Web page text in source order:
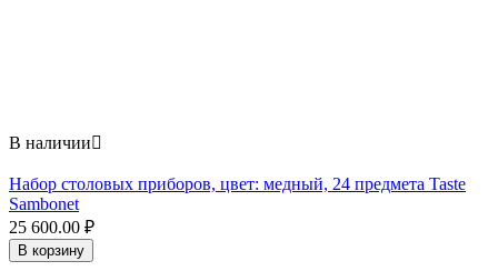
В наличии
Набор столовых приборов, цвет: медный, 24 предмета Taste
Sambonet
25 600.00 ₽
В корзину